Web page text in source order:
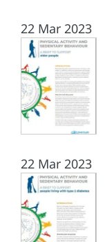
22 Mar 2023
22 Mar 2023